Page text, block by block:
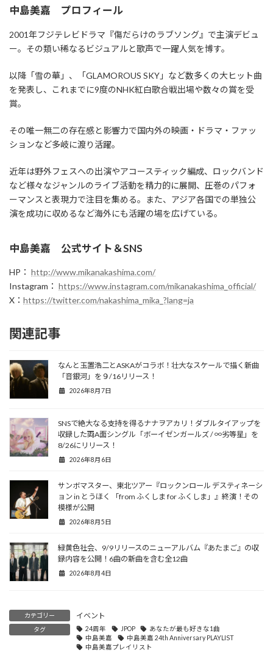
中島美嘉 プロフィール
2001年フジテレビドラマ『傷だらけのラブソング』で主演デビュ
ー。その類い稀なるビジュアルと歌声で一躍人気を博す。
以降「雪の華」、「GLAMOROUS SKY」など数多くの大ヒット曲
を発表し、これまでに9度のNHK紅白歌合戦出場や数々の賞を受
賞。
その唯一無二の存在感と影響力で国内外の映画・ドラマ・ファッ
ションなど多岐に渡り活躍。
近年は野外フェスへの出演やアコースティック編成、ロックバンド
など様々なジャンルのライブ活動を精力的に展開、圧巻のパフォ
ーマンスと表現力で注目を集める。また、アジア各国での単独公
演を成功に収めるなど海外にも活躍の場を広げている。
中島美嘉 公式サイト＆SNS
HP： http://www.mikanakashima.com/
Instagram： https://www.instagram.com/mikanakashima_official/
X： https://twitter.com/nakashima_mika_?lang=ja
関連記事
なんと玉置浩二とASKAがコラボ！壮大なスケールで描く新曲
「音銀河」を９/16リリース！
2026年8月7日
SNSで絶大なる支持を得るナナヲアカリ！ダブルタイアップを
収録した両A面シングル「ボーイゼンガールズ / ∞劣等星」を
8/26にリリース！
2026年8月6日
サンボマスター、東北ツアー『ロックンロール デスティネーシ
ョン in とうほく 「from ふくしま for ふくしま」』終演！その
模様が公開
2026年8月5日
緑黄色社会、9/9リリースのニューアルバム『あたまご』の収
録内容を公開！6曲の新曲を含む全12曲
2026年8月4日
カテゴリー イベント
タグ 24周年 JPOP
あなたが最も好きな1曲
中島美嘉
中島美嘉 24th Anniversary PLAYLIST
中島美嘉プレイリスト